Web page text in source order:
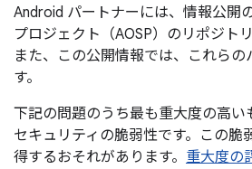
Android パートナーには、情報公開
プロジェクト（AOSP）のリポジト
また、この公開情報では、これら
す。
下記の問題のうち最も重大度の高
セキュリティの脆弱性です。この
得するおそれがあります。 重大度の